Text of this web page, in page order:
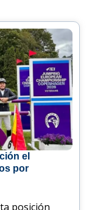
el
por
posición